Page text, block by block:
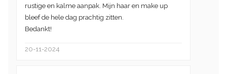
rustige en kalme aanpak. Mijn haar en make up
bleef de hele dag prachtig zitten.
Bedankt!
20-11-2024